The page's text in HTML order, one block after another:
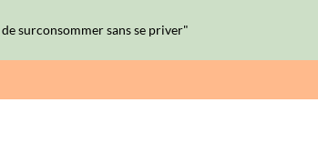
surconsommer sans se priver"